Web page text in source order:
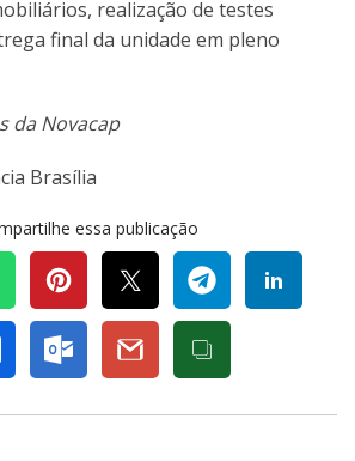
realização de testes
final da unidade em pleno
da Novacap
Brasília
essa publicação